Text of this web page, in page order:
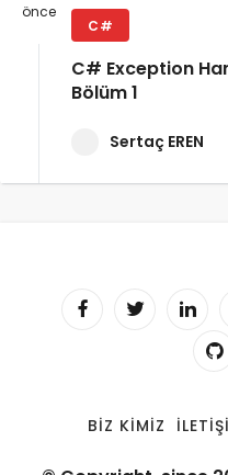
önce
C#
C# Exception
Bölüm 1
Sertaç EREN
BIZ KIMIZ